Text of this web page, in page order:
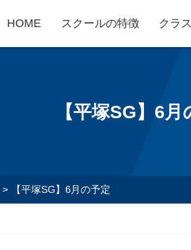
HOME スクールの特徴 クラ
【平塚SG】6月
> 【平塚SG】6月の予定